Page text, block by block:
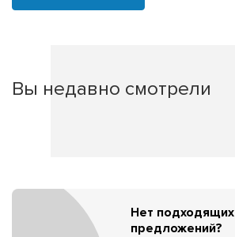
Вы недавно смотрели
Нет подходящих
предложений?